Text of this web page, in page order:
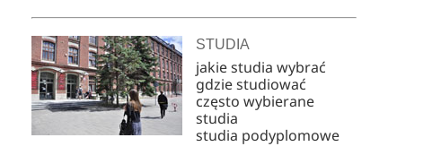
STUDIA
jakie studia wybrać
gdzie studiować
często wybierane
studia
studia podyplomowe